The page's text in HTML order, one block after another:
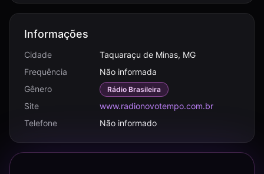
Informações
Cidade
Taquaraçu de Minas, MG
Frequência
Não informada
Gênero
Rádio Brasileira
Site
www.radionovotempo.com.br
Telefone
Não informado